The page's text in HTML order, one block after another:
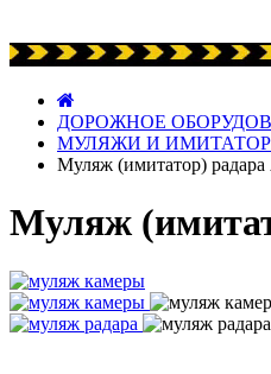
ДОРОЖНОЕ
МУЛЯЖИ И
Муляж (имитатор)
Муляж